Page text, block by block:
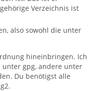
Verzeichnis ist
also sowohl die unter
hineinbringen. Ich
unter gpg, andere unter
Du benötigst alle